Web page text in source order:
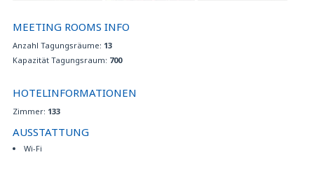
Kostenpflichtiger Massage-und Beauty-Behandlungen auf Nachfrage
Mehrsprachiges Personal
Nichtraucher Zimmer
Reservierungsservice für Ausflüge, Eintritte zu Museen , Flüge, Autos….
Restaurant
Schließfach
Spielraum
MEETING ROOMS INFO
Anzahl Tagungsräume: 13
Kapazität Tagungsraum: 700
HOTELINFORMATIONEN
Zimmer: 133
AUSSTATTUNG
Wi-Fi